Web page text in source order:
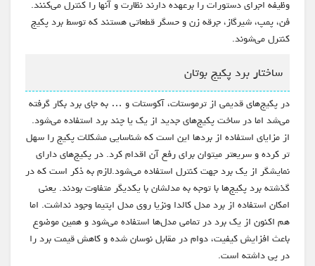
وظیفه اجرای دستورات را برعهده دارند نظارت و آنها را کنترل می‌کنند.
فن، پمپ، شیرگاز، جرقه زن و حسگر قطعاتی هستند که توسط برد پکیج
کنترل می‌شوند.
ساختار برد پکیج بوتان
در پکیج‌های قدیمی از ترموستات، آکوستات و … به جای برد بکار گرفته
می‌شد اما در ساخت پکیج‌های جدید از یک یا چند برد استفاده می‌شود.
از مزایای استفاده از بردها این است که شناسایی مشکلات پکیج را سهل
تر کرده و سریعتر میتوان برای رفع آن اقدام کرد. در پکیج‌های دارای
نمایشگر از یک برد جهت کنترل استفاده می‌شود.لازم به ذکر است که در
گذشته برد پکیج‌ها با توجه به مدلشان با یکدیگر متفاوت بودند. یعنی
امکان استفاده از برد مدل کالدا ونزیا روی مدل اپتیما وجود نداشت. اما
هم اکنون از یک برد در تمامی مدل‌ها استفاده می‌شود و همین موضوع
باعث افزایش کیفیت، دوام در مقابل نوسان شده و کاهش قیمت برد را
در پی داشته است.